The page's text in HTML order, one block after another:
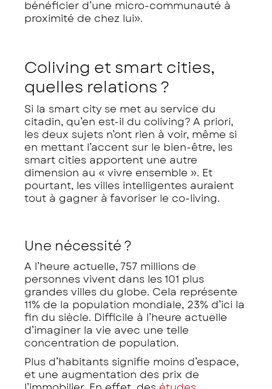
bénéficier d’une micro-communauté à
proximité de chez lui».
Coliving et smart cities,
quelles relations ?
Si la smart city se met au service du
citadin, qu’en est-il du coliving? A priori,
les deux sujets n’ont rien à voir, même si
en mettant l’accent sur le bien-être, les
smart cities apportent une autre
dimension au « vivre ensemble ». Et
pourtant, les villes intelligentes auraient
tout à gagner à favoriser le co-living.
Une nécessité ?
A l’heure actuelle, 757 millions de
personnes vivent dans les 101 plus
grandes villes du globe. Cela représente
11% de la population mondiale, 23% d’ici la
fin du siècle. Difficile à l’heure actuelle
d’imaginer la vie avec une telle
concentration de population.
Plus d’habitants signifie moins d’espace,
et une augmentation des prix de